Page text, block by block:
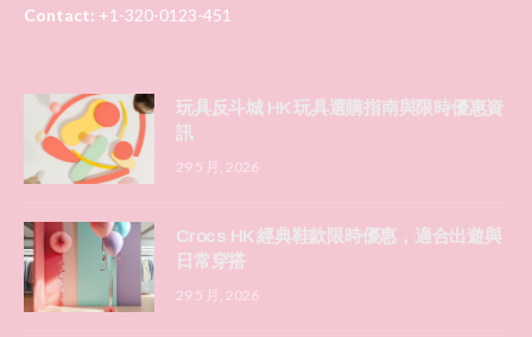
Contact: +1-320-0123-451
玩具反斗城 HK 玩具選購指南與限時優惠資
訊
29 5 月, 2026
Crocs HK 經典鞋款限時優惠，適合出遊與
日常穿搭
29 5 月, 2026